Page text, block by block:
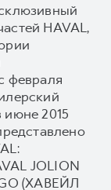
HAVAL,
февраля
июне 2015
JOLION
(ХАВЕЙЛ